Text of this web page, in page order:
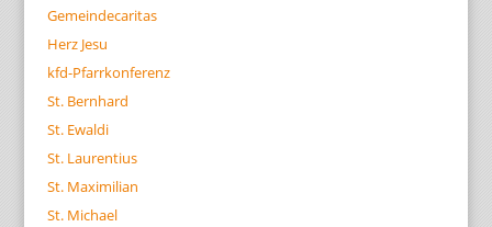
Gemeindecaritas
Herz Jesu
kfd-Pfarrkonferenz
St. Bernhard
St. Ewaldi
St. Laurentius
St. Maximilian
St. Michael